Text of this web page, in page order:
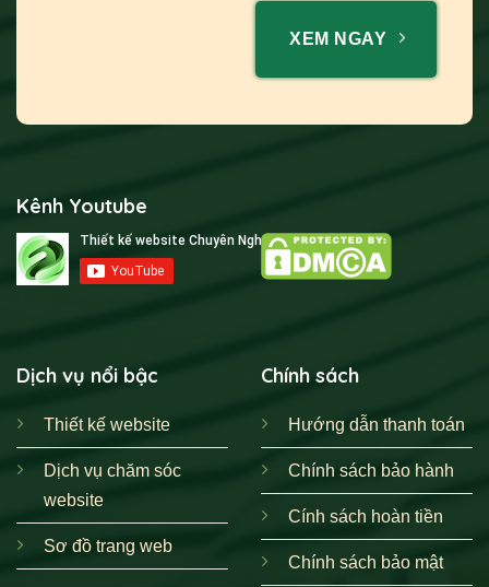
XEM NGAY
Kênh Youtube
Dịch vụ nổi bậc
Thiết kế website
Dịch vụ chăm sóc
website
Sơ đồ trang web
Chính sách
Hướng dẫn thanh toán
Chính sách bảo hành
Cính sách hoàn tiền
Chính sách bảo mật